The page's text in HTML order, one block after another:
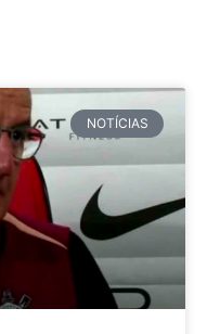
NOTÍCIAS